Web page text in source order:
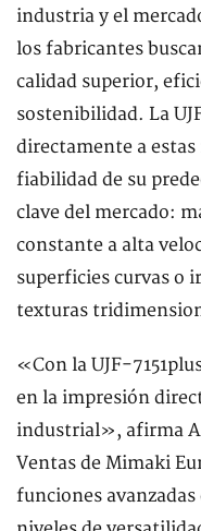
industria y el
los fabricantes
calidad superior,
sostenibilidad. La
directamente a estas
fiabilidad de su
clave del mercado:
constante a alta
superficies curvas o
texturas
«Con la UJF-
en la impresión
industrial», afirma
Ventas de Mimaki
funciones